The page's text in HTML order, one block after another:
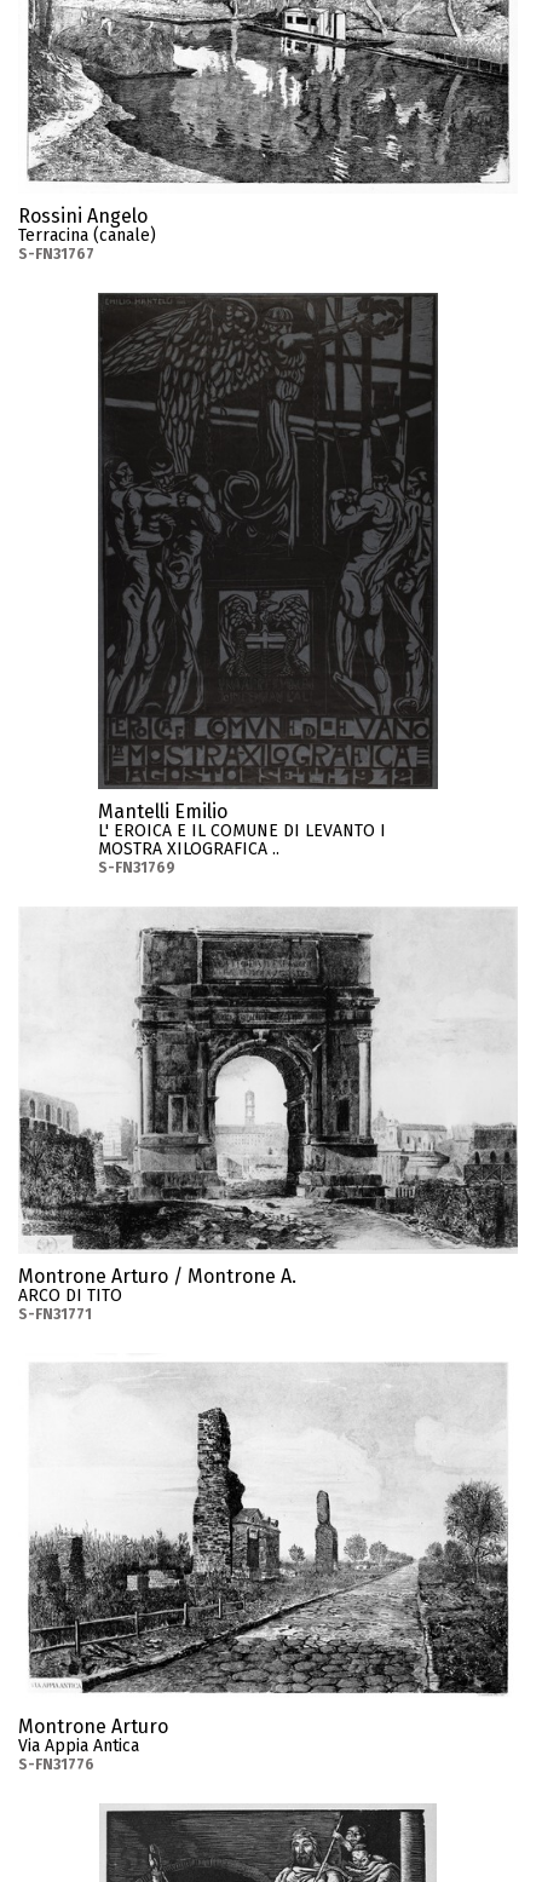
Rossini Angelo
Terracina (canale)
S-FN31767
Mantelli Emilio
L' EROICA E IL COMUNE DI LEVANTO I
MOSTRA XILOGRAFICA ..
S-FN31769
Montrone Arturo / Montrone A.
ARCO DI TITO
S-FN31771
Montrone Arturo
Via Appia Antica
S-FN31776